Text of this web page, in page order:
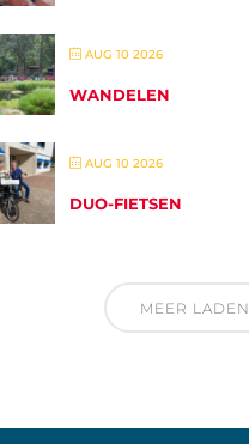
AUG 10 2026
WANDELEN
AUG 10 2026
DUO-FIETSEN
MEER LADEN